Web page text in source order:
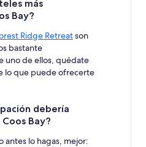
más
Bay?
Ridge Retreatson
bastante
uno de ellos, quédate
lo que puede ofrecerte
debería
Bay?
antes lo hagas, mejor: